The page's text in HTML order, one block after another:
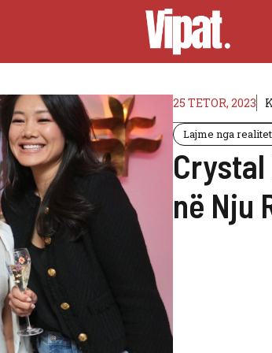
25 TETOR, 2023
Lajme nga
Crystal
në Nju